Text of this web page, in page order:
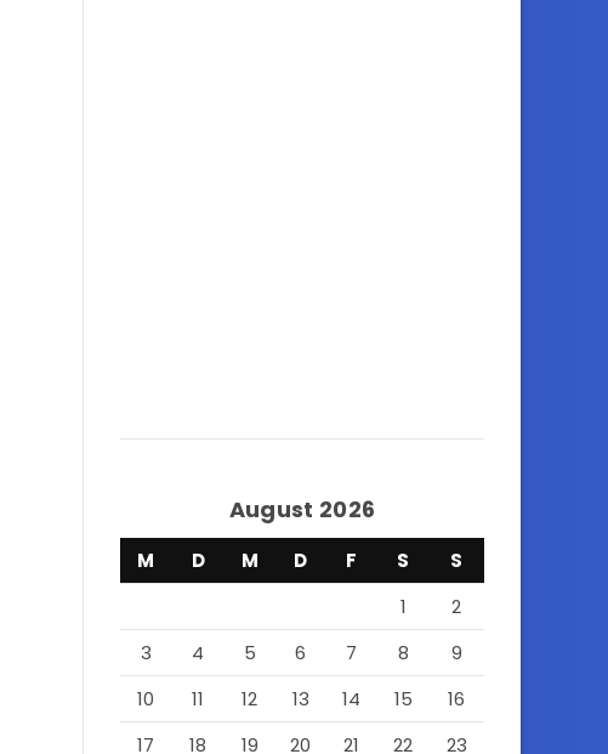
August 2026
M D M D F S
S
1
2
3
4 5 6 7 8
9
10
11 12 13 14 15
16
17
18 19 20 21 22
23